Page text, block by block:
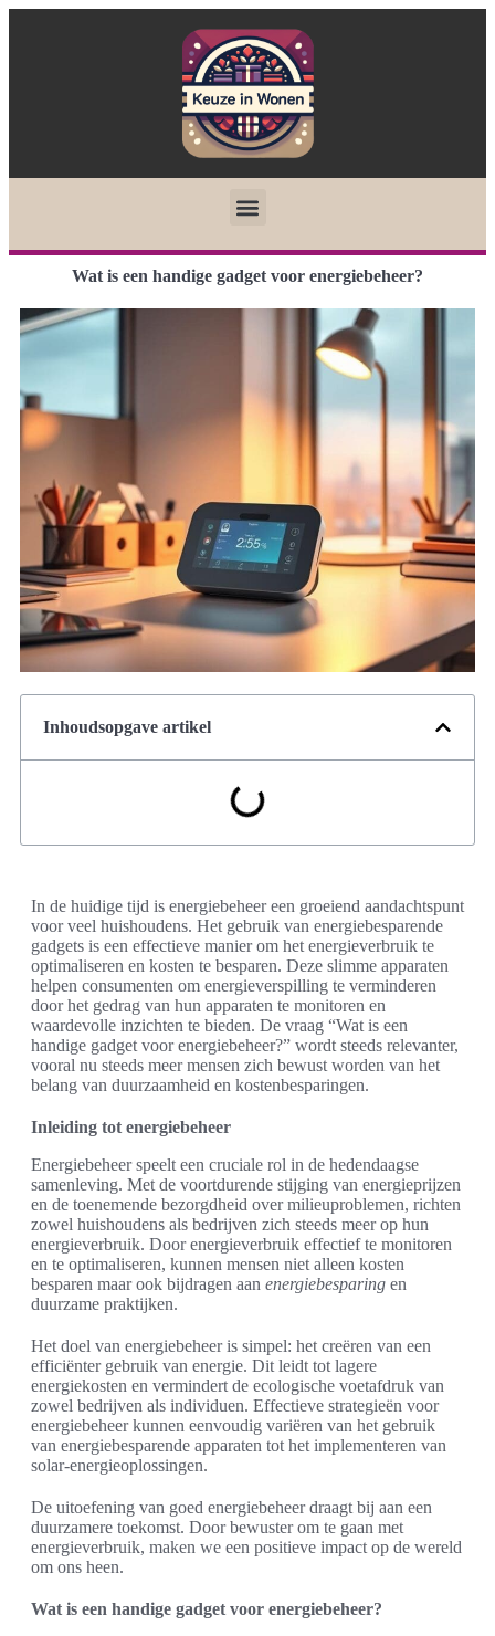
Wat is een handige gadget voor energiebeheer?
Inhoudsopgave artikel
In de huidige tijd is energiebeheer een groeiend aandachtspunt
voor veel huishoudens. Het gebruik van energiebesparende
gadgets is een effectieve manier om het energieverbruik te
optimaliseren en kosten te besparen. Deze slimme apparaten
helpen consumenten om energieverspilling te verminderen
door het gedrag van hun apparaten te monitoren en
waardevolle inzichten te bieden. De vraag “Wat is een
handige gadget voor energiebeheer?” wordt steeds relevanter,
vooral nu steeds meer mensen zich bewust worden van het
belang van duurzaamheid en kostenbesparingen.
Inleiding tot energiebeheer
Energiebeheer speelt een cruciale rol in de hedendaagse
samenleving. Met de voortdurende stijging van energieprijzen
en de toenemende bezorgdheid over milieuproblemen, richten
zowel huishoudens als bedrijven zich steeds meer op hun
energieverbruik. Door energieverbruik effectief te monitoren
en te optimaliseren, kunnen mensen niet alleen kosten
besparen maar ook bijdragen aan energiebesparing en
duurzame praktijken.
Het doel van energiebeheer is simpel: het creëren van een
efficiënter gebruik van energie. Dit leidt tot lagere
energiekosten en vermindert de ecologische voetafdruk van
zowel bedrijven als individuen. Effectieve strategieën voor
energiebeheer kunnen eenvoudig variëren van het gebruik
van energiebesparende apparaten tot het implementeren van
solar-energieoplossingen.
De uitoefening van goed energiebeheer draagt bij aan een
duurzamere toekomst. Door bewuster om te gaan met
energieverbruik, maken we een positieve impact op de wereld
om ons heen.
Wat is een handige gadget voor energiebeheer?